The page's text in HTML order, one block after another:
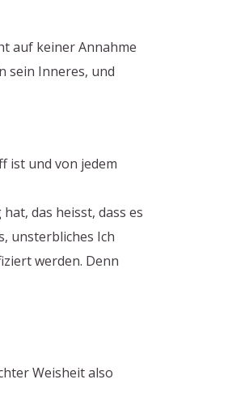
auf keiner Annahme
sein Inneres, und
ist und von jedem
das heisst, dass es
unsterbliches Ich
werden. Denn
Weisheit also